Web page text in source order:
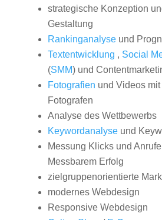
strategische Konzeption
Gestaltung
Rankinganalyseund
Textentwicklung , Social
(SMM) und
Fotografien und Videos
Fotografen
Analyse des Wettbewerbs
Keywordanalyseund
Messung Klicks und
Messbarem Erfolg
zielgruppenorientierte
modernes Webdesign
Responsive Webdesign